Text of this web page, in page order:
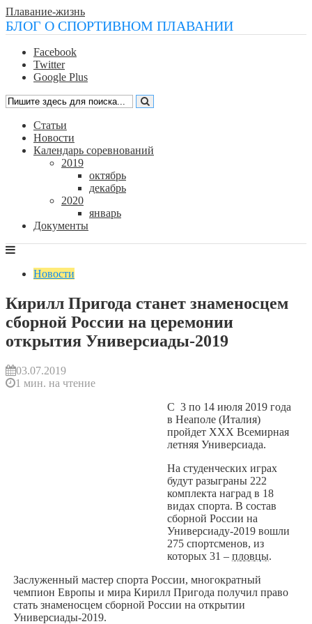
Плавание-жизнь
БЛОГ О СПОРТИВНОМ ПЛАВАНИИ
Facebook
Twitter
Google Plus
Статьи
Новости
Календарь соревнований
2019
октябрь
декабрь
2020
январь
Документы
Новости
Кирилл Пригода станет знаменосцем
сборной России на церемонии
открытия Универсиады-2019
03.07.2019
1 мин. на чтение
С 3 по 14 июля 2019 года
в Неаполе (Италия)
пройдет ХХХ Всемирная
летняя Универсиада.
На студенческих играх
будут разыграны 222
комплекта наград в 18
видах спорта. В состав
сборной России на
Универсиаду-2019 вошли
275 спортсменов, из
которых 31 – пловцы.
Заслуженный мастер спорта России, многократный
чемпион Европы и мира Кирилл Пригода получил право
стать знаменосцем сборной России на открытии
Универсиады-2019.